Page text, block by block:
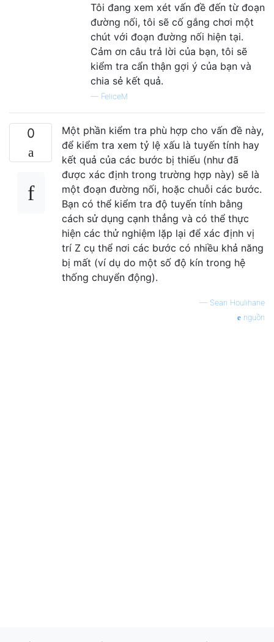
Tôi đang xem xét vấn đề đến từ đoạn
đường nối, tôi sẽ cố gắng chơi một
chút với đoạn đường nối hiện tại.
Cảm ơn câu trả lời của bạn, tôi sẽ
kiểm tra cẩn thận gợi ý của bạn và
chia sẻ kết quả.
— FeliceM
0
Một phần kiểm tra phù hợp cho vấn đề này,
để kiểm tra xem tỷ lệ xấu là tuyến tính hay
kết quả của các bước bị thiếu (như đã
được xác định trong trường hợp này) sẽ là
một đoạn đường nối, hoặc chuỗi các bước.
Bạn có thể kiểm tra độ tuyến tính bằng
cách sử dụng cạnh thẳng và có thể thực
hiện các thử nghiệm lặp lại để xác định vị
trí Z cụ thể nơi các bước có nhiều khả năng
bị mất (ví dụ do một số độ kín trong hệ
thống chuyển động).
— Sean Houlihane
nguồn